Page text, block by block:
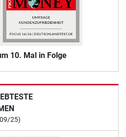
10. Mal in Folge
09/25)